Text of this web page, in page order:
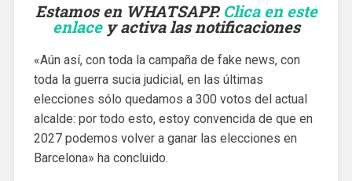
Estamos en WHATSAPP. Clica en este
enlacey activa las notificaciones
«Aún así, con toda la campaña de fake news, con
toda la guerra sucia judicial, en las últimas
elecciones sólo quedamos a 300 votos del actual
alcalde: por todo esto, estoy convencida de que en
2027 podemos volver a ganar las elecciones en
Barcelona» ha concluido.